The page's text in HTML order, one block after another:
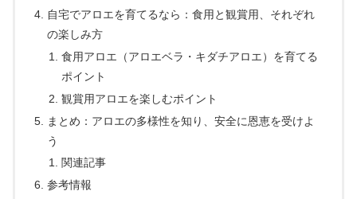
自宅でアロエを育てるなら：食用と観賞用、それぞれ
の楽しみ方
食用アロエ（アロエベラ・キダチアロエ）を育てる
ポイント
観賞用アロエを楽しむポイント
まとめ：アロエの多様性を知り、安全に恩恵を受けよ
う
関連記事
参考情報